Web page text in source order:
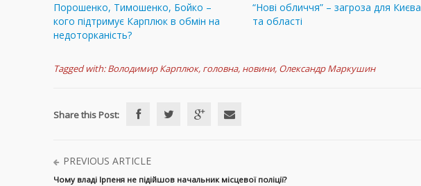
Порошенко, Тимошенко, Бойко –
кого підтримує Карплюк в обмін на
недоторканість?
“Нові обличчя” – загроза для Києва
та області
Tagged with: Володимир Карплюк, головна, новини, Олександр Маркушин
Share this Post:
PREVIOUS ARTICLE
Чому владі Ірпеня не підійшов начальник місцевої поліції?